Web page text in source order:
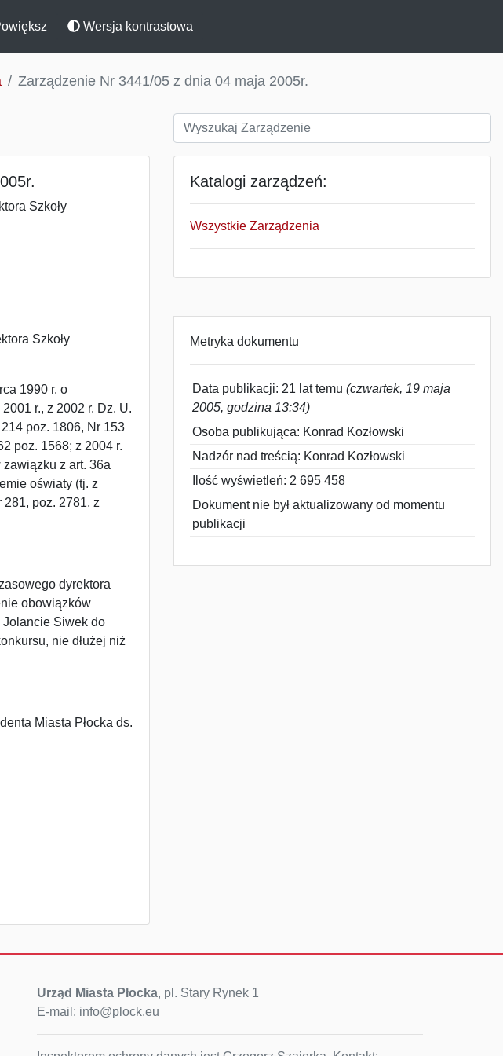
Wersja kontrastowa
Zarządzenie Nr 3441/05 z dnia 04 maja 2005r.
Szkoły
Szkoły
1990 r. o
r., z 2002 r. Dz. U.
poz. 1806, Nr 153
poz. 1568; z 2004 r.
z art. 36a
oświaty (tj. z
281, poz. 2781, z
dyrektora
obowiązków
Jolancie Siwek do
nie dłużej niż
Miasta Płocka ds.
Katalogi zarządzeń:
Wszystkie Zarządzenia
Metryka dokumentu
Data publikacji: 21 lat temu (czwartek, 19 maja
2005, godzina 13:34)
Osoba publikująca: Konrad Kozłowski
Nadzór nad treścią: Konrad Kozłowski
Ilość wyświetleń: 2 695 458
Dokument nie był aktualizowany od momentu
publikacji
Urząd Miasta Płocka, pl. Stary Rynek 1
E-mail: info@plock.eu